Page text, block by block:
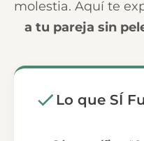
molestia. Aquí te
a tu pareja sin
Lo que SÍ